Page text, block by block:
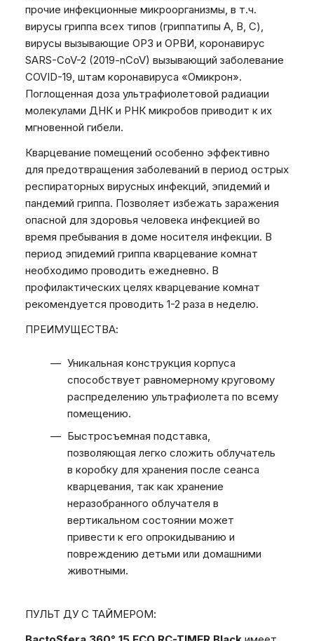
прочие инфекционные микроорганизмы, в т.ч.
вирусы гриппа всех типов (гриппатипы A, B, C),
вирусы вызывающие ОРЗ и ОРВИ, коронавирус
SARS-CoV-2 (2019-nCoV) вызывающий заболевание
COVID-19, штам коронавируса «Омикрон».
Поглощенная доза ультрафиолетовой радиации
молекулами ДНК и РНК микробов приводит к их
мгновенной гибели.
Кварцевание помещений особенно эффективно
для предотвращения заболеваний в период острых
респираторных вирусных инфекций, эпидемий и
пандемий гриппа. Позволяет избежать заражения
опасной для здоровья человека инфекцией во
время пребывания в доме носителя инфекции. В
период эпидемий гриппа кварцевание комнат
необходимо проводить ежедневно. В
профилактических целях кварцевание комнат
рекомендуется проводить 1-2 раза в неделю.
ПРЕИМУЩЕСТВА:
Уникальная конструкция корпуса
способствует равномерному круговому
распределению ультрафиолета по всему
помещению.
Быстросъемная подставка,
позволяющая легко сложить облучатель
в коробку для хранения после сеанса
кварцевания, так как хранение
неразобранного облучателя в
вертикальном состоянии может
привести к его опрокидыванию и
повреждению детьми или домашними
животными.
ПУЛЬТ ДУ С ТАЙМЕРОМ: